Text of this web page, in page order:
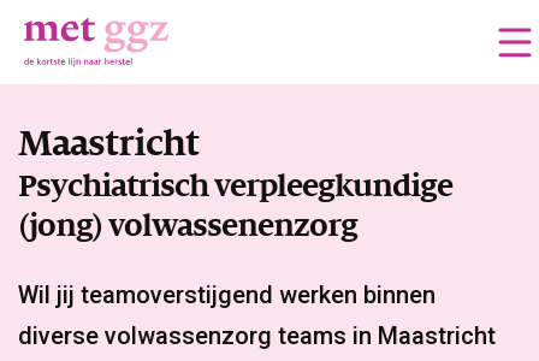
Maastricht
Psychiatrisch verpleegkundige
(jong) volwassenenzorg
Wil jij teamoverstijgend werken binnen
diverse volwassenzorg teams in Maastricht